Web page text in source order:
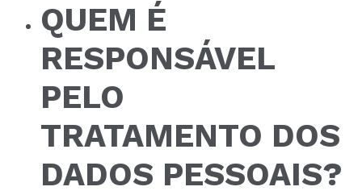
QUEM É
RESPONSÁVEL
PELO
TRATAMENTO DOS
DADOS PESSOAIS?